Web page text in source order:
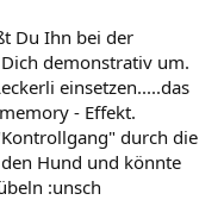
Du Ihn bei der
demonstrativ um.
einsetzen.....das
- Effekt.
durch die
Hund und könnte
:unsch